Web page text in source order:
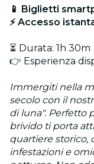
📱 Biglietti
⚡ Accesso
⏳ Durata: 1h 30m
👉 Esperienza
Immergiti nella
secolo con il
di luna". Perfetto
brivido ti porta
quartiere storico,
infestazioni e